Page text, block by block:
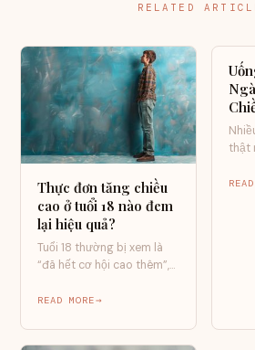
RELATED
Thực đơn tăng chiều
cao ở tuổi 18 nào đem
lại hiệu quả?
Tuổi 18 thường bị xem là
“đã hết cơ hội cao thêm”,
READ MORE
thật